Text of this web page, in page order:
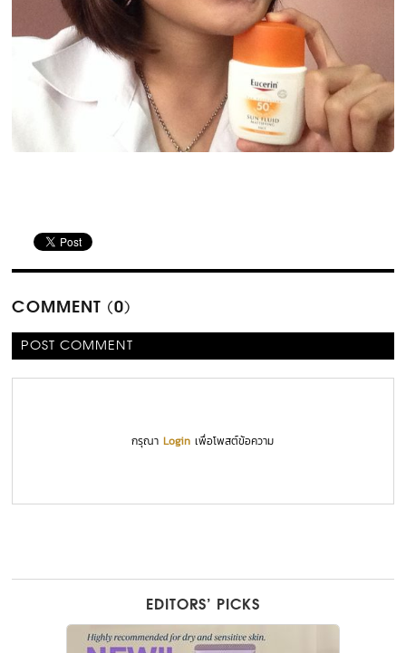
COMMENT (0)
POST COMMENT
กรุณาLogin เพื่อโพสต์ข้อความ
EDITORS’ PICKS